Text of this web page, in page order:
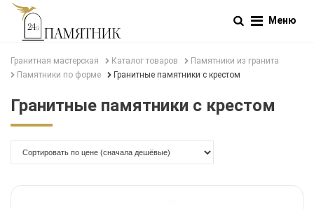
Меню
Гранитная мастерская Каталог товаров
Памятники из гранита
Памятники по форме
Гранитные памятники с крестом
Гранитные памятники с крестом